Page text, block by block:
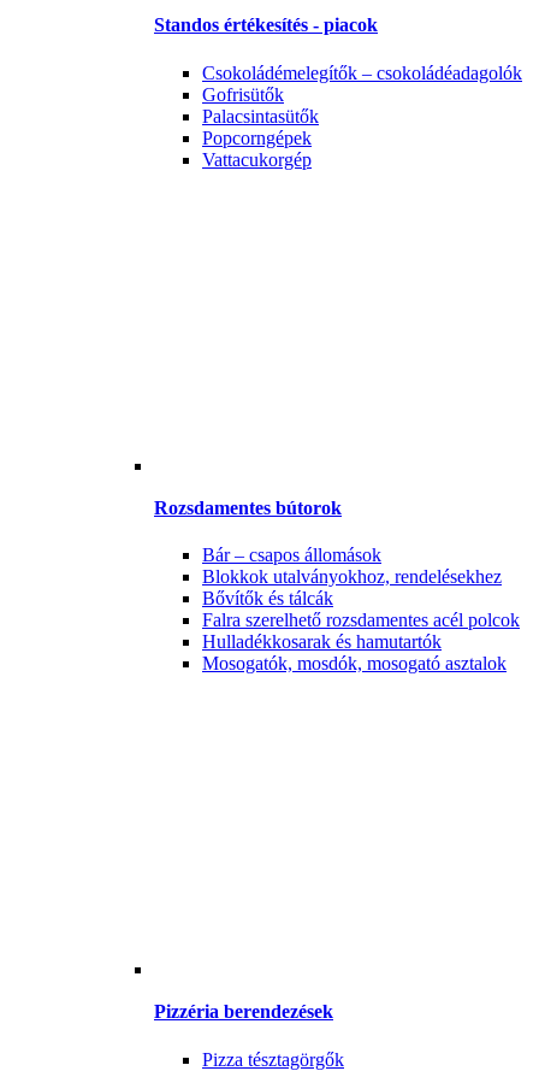
Standos értékesítés - piacok
Csokoládémelegítők – csokoládéadagolók
Gofrisütők
Palacsintasütők
Popcorngépek
Vattacukorgép
Rozsdamentes bútorok
Bár – csapos állomások
Blokkok utalványokhoz, rendelésekhez
Bővítők és tálcák
Falra szerelhető rozsdamentes acél polcok
Hulladékkosarak és hamutartók
Mosogatók, mosdók, mosogató asztalok
Pizzéria berendezések
Pizza tésztagörgők